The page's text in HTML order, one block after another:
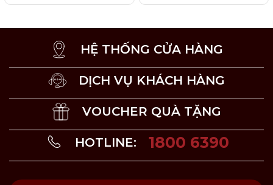
HỆ THỐNG CỬA HÀNG
DỊCH VỤ KHÁCH HÀNG
VOUCHER QUÀ TẶNG
HOTLINE: 1800 6390